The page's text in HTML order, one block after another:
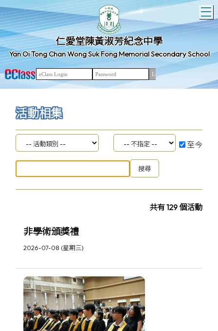
仁愛堂陳黃淑芳紀念中學
Yan Oi Tong Chan Wong Suk Fong Memorial Secondary School
活動相集
至今
共有 129 個活動
非學術頒獎禮
2026-07-08 (星期三)